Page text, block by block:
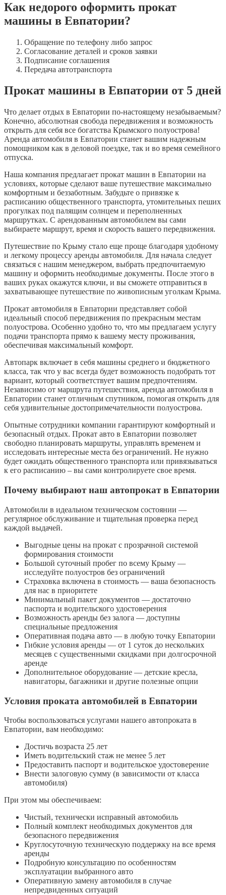
Как недорого оформить прокат
машины в Евпатории?
Обращение по телефону либо запрос
Согласование деталей и сроков заявки
Подписание соглашения
Передача автотранспорта
Прокат машины в Евпатории от 5 дней
Что делает отдых в Евпатории по-настоящему незабываемым?
Конечно, абсолютная свобода передвижения и возможность
открыть для себя все богатства Крымского полуострова!
Аренда автомобиля в Евпатории станет вашим надежным
помощником как в деловой поездке, так и во время семейного
отпуска.
Наша компания предлагает прокат машин в Евпатории на
условиях, которые сделают ваше путешествие максимально
комфортным и беззаботным. Забудьте о привязке к
расписанию общественного транспорта, утомительных пеших
прогулках под палящим солнцем и переполненных
маршрутках. С арендованным автомобилем вы сами
выбираете маршрут, время и скорость вашего передвижения.
Путешествие по Крыму стало еще проще благодаря удобному
и легкому процессу аренды автомобиля. Для начала следует
связаться с нашим менеджером, выбрать предпочитаемую
машину и оформить необходимые документы. После этого в
ваших руках окажутся ключи, и вы сможете отправиться в
захватывающее путешествие по живописным уголкам Крыма.
Прокат автомобиля в Евпатории представляет собой
идеальный способ передвижения по прекрасным местам
полуострова. Особенно удобно то, что мы предлагаем услугу
подачи транспорта прямо к вашему месту проживания,
обеспечивая максимальный комфорт.
Автопарк включает в себя машины среднего и бюджетного
класса, так что у вас всегда будет возможность подобрать тот
вариант, который соответствует вашим предпочтениям.
Независимо от маршрута путешествия, аренда автомобиля в
Евпатории станет отличным спутником, помогая открыть для
себя удивительные достопримечательности полуострова.
Опытные сотрудники компании гарантируют комфортный и
безопасный отдых. Прокат авто в Евпатории позволяет
свободно планировать маршруты, управлять временем и
исследовать интересные места без ограничений. Не нужно
будет ожидать общественного транспорта или привязываться
к его расписанию – вы сами контролируете свое время.
Почему выбирают наш автопрокат в Евпатории
Автомобили в идеальном техническом состоянии —
регулярное обслуживание и тщательная проверка перед
каждой выдачей.
Выгодные цены на прокат с прозрачной системой
формирования стоимости
Большой суточный пробег по всему Крыму —
исследуйте полуостров без ограничений
Страховка включена в стоимость — ваша безопасность
для нас в приоритете
Минимальный пакет документов — достаточно
паспорта и водительского удостоверения
Возможность аренды без залога — доступны
специальные предложения
Оперативная подача авто — в любую точку Евпатории
Гибкие условия аренды — от 1 суток до нескольких
месяцев с существенными скидками при долгосрочной
аренде
Дополнительное оборудование — детские кресла,
навигаторы, багажники и другие полезные опции
Условия проката автомобилей в Евпатории
Чтобы воспользоваться услугами нашего автопроката в
Евпатории, вам необходимо:
Достичь возраста 25 лет
Иметь водительский стаж не менее 5 лет
Предоставить паспорт и водительское удостоверение
Внести залоговую сумму (в зависимости от класса
автомобиля)
При этом мы обеспечиваем:
Чистый, технически исправный автомобиль
Полный комплект необходимых документов для
безопасного передвижения
Круглосуточную техническую поддержку на все время
аренды
Подробную консультацию по особенностям
эксплуатации выбранного авто
Оперативную замену автомобиля в случае
непредвиденных ситуаций